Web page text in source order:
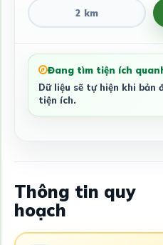
2 km
Đang tìm tiện ích
Dữ liệu sẽ tự hiện khi bản
tiện ích.
Thông tin quy
hoạch